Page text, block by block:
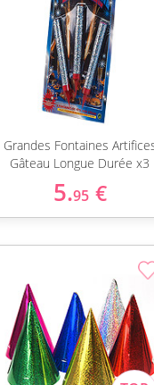
Grandes Fontaines
Gâteau Longue Durée x3
5.95 €